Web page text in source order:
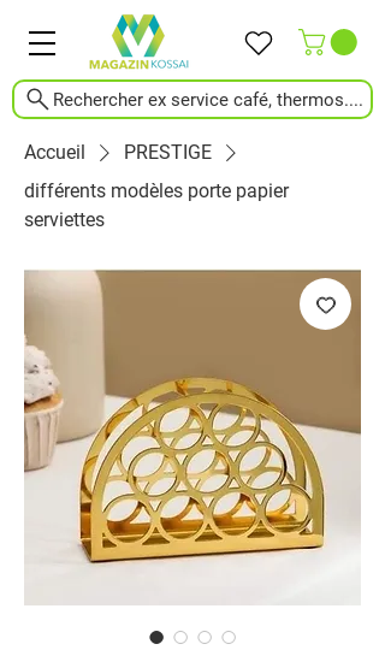
Rechercher ex service café, thermos....
Accueil
PRESTIGE
différents modèles porte papier
serviettes